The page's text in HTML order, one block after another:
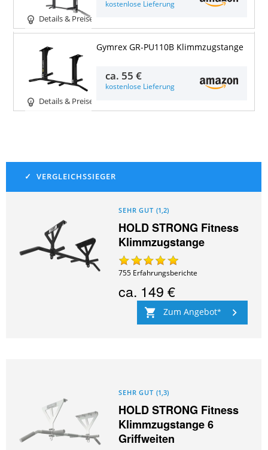
Details & Preise
kostenlose Lieferung
Details & Preise
Gymrex GR-PU110B Klimmzugstange
ca. 55 €
kostenlose Lieferung
SEHR GUT (1,2)
HOLD STRONG Fitness
Klimmzugstange
755 Erfahrungsberichte
ca. 149 €
Zum Angebot
SEHR GUT (1,3)
HOLD STRONG Fitness
Klimmzugstange 6
Griffweiten